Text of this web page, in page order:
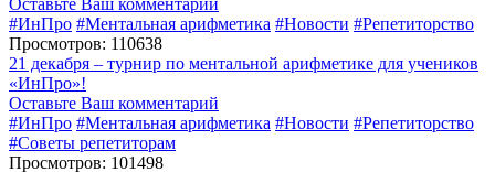
Оставьте Ваш комментарий
#ИнПро #Ментальная арифметика #Новости #Репетиторство
Просмотров: 110638
21 декабря – турнир по ментальной арифметике для учеников
«ИнПро»!
Оставьте Ваш комментарий
#ИнПро #Ментальная арифметика #Новости #Репетиторство
#Советы репетиторам
Просмотров: 101498